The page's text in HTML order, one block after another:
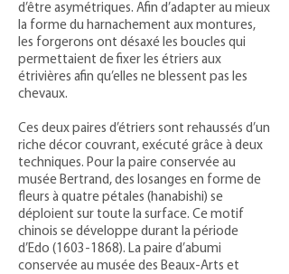
d’être asymétriques. Afin d’adapter au mieux
la forme du harnachement aux montures,
les forgerons ont désaxé les boucles qui
permettaient de fixer les étriers aux
étrivières afin qu’elles ne blessent pas les
chevaux.
Ces deux paires d’étriers sont rehaussés d’un
riche décor couvrant, exécuté grâce à deux
techniques. Pour la paire conservée au
musée Bertrand, des losanges en forme de
fleurs à quatre pétales (hanabishi) se
déploient sur toute la surface. Ce motif
chinois se développe durant la période
d’Edo (1603-1868). La paire d’abumi
conservée au musée des Beaux-Arts et